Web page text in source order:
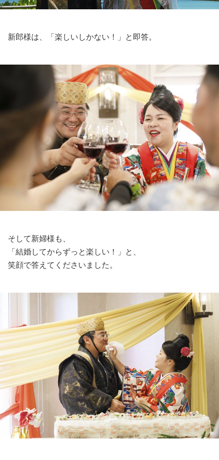
新郎様は、「楽しいしかない！」と即答。
そして新婦様も、
「結婚してからずっと楽しい！」と、
笑顔で答えてくださいました。